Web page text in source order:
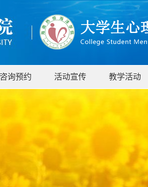
咨询预约 活动宣传 教学活动